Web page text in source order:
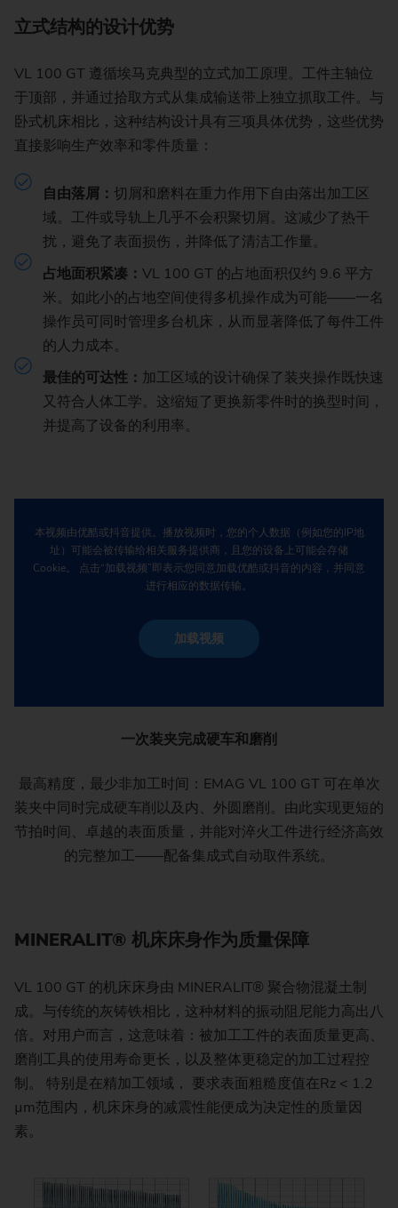
立式结构的设计优势
VL 100 GT 遵循埃马克典型的立式加工原理。工件主轴位
于顶部，并通过拾取方式从集成输送带上独立抓取工件。与
卧式机床相比，这种结构设计具有三项具体优势，这些优势
直接影响生产效率和零件质量：
自由落屑： 切屑和磨料在重力作用下自由落出加工区
域。工件或导轨上几乎不会积聚切屑。这减少了热干
扰，避免了表面损伤，并降低了清洁工作量。
占地面积紧凑： VL 100 GT 的占地面积仅约 9.6 平方
米。如此小的占地空间使得多机操作成为可能——一名
操作员可同时管理多台机床，从而显著降低了每件工件
的人力成本。
最佳的可达性： 加工区域的设计确保了装夹操作既快速
又符合人体工学。这缩短了更换新零件时的换型时间，
并提高了设备的利用率。
本视频由优酷或抖音提供。播放视频时，您的个人数据（例如您的IP地
址）可能会被传输给相关服务提供商，且您的设备上可能会存储
Cookie。 点击“加载视频”即表示您同意加载优酷或抖音的内容，并同意
进行相应的数据传输。
加载视频
一次装夹完成硬车和磨削
最高精度，最少非加工时间：EMAG VL 100 GT 可在单次
装夹中同时完成硬车削以及内、外圆磨削。由此实现更短的
节拍时间、卓越的表面质量，并能对淬火工件进行经济高效
的完整加工——配备集成式自动取件系统。
MINERALIT® 机床床身作为质量保障
VL 100 GT 的机床床身由 MINERALIT® 聚合物混凝土制
成。与传统的灰铸铁相比，这种材料的振动阻尼能力高出八
倍。对用户而言，这意味着：被加工工件的表面质量更高、
磨削工具的使用寿命更长，以及整体更稳定的加工过程控
制。 特别是在精加工领域， 要求表面粗糙度值在Rz < 1.2
µm范围内，机床床身的减震性能便成为决定性的质量因
素。